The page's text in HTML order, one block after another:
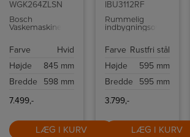
WGK264ZLSN
Bosch
Vaskemaskine
Farve
Hvid
Højde
845 mm
Bredde
598 mm
7.499,-
LÆG I KURV
IBU3112RF
Rummelig
indbygningsovn
forskellige
Farve Rustfri stål
Højde
595 mm
Bredde
595 mm
3.799,-
LÆG I KURV